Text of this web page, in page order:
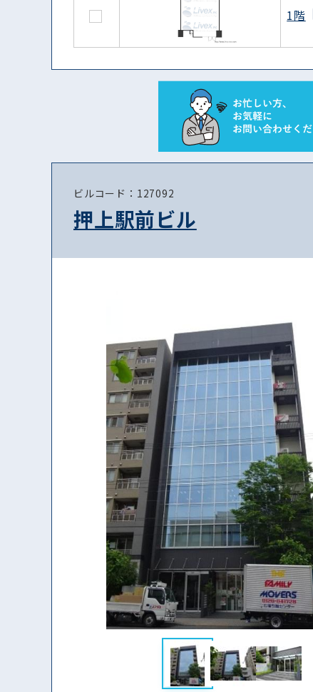
1階
ビルコード：127092
押上駅前ビル